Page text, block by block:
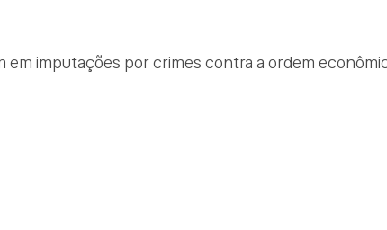
imputações por crimes contra a ordem